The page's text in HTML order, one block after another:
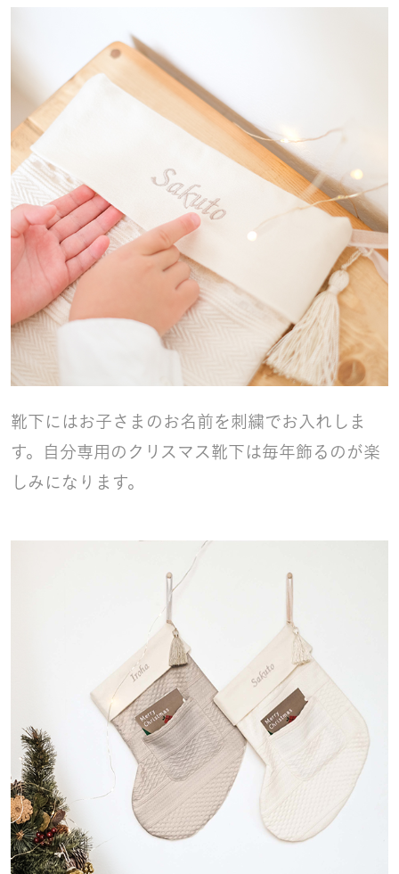
靴下にはお子さまのお名前を刺繍でお入れしま
す。自分専用のクリスマス靴下は毎年飾るのが楽
しみになります。